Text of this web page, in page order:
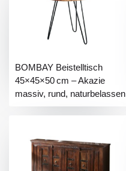
BOMBAY Beistelltisch
45×45×50 cm – Akazie
massiv, rund, naturbelassen